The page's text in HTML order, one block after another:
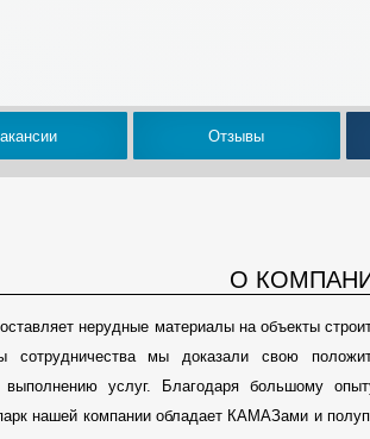
Отзывы
О
нерудные материалы на объекты
сотрудничества мы доказали свою
выполнению услуг. Благодаря большому
нашей компании обладает КАМАЗами и